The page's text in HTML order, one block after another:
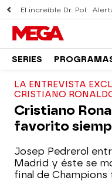
El increíble Dr. Pol
SERIES
LA ENTREVISTA
CRISTIANO
Cristiano
favorito
Josep Pedrerol
Madrid y éste se
final de Champions